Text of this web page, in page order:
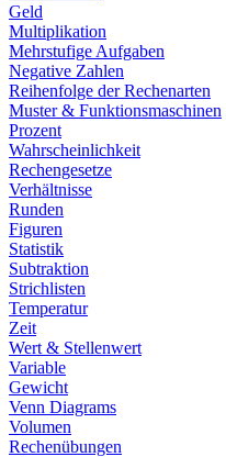
Geld
Multiplikation
Mehrstufige Aufgaben
Negative Zahlen
Reihenfolge der Rechenarten
Muster & Funktionsmaschinen
Prozent
Wahrscheinlichkeit
Rechengesetze
Verhältnisse
Runden
Figuren
Statistik
Subtraktion
Strichlisten
Temperatur
Zeit
Wert & Stellenwert
Variable
Gewicht
Venn Diagrams
Volumen
Rechenübungen